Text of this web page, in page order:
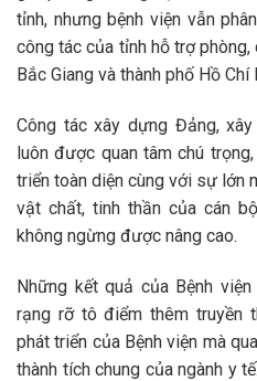
tỉnh, nhưng bệnh viện vẫn
công tác của tỉnh hỗ trợ
Bắc Giang và thành phố Hồ Chí
Công tác xây dựng Đảng,
luôn được quan tâm chú
triển toàn diện cùng với sự lớn
vật chất, tinh thần của cán
không ngừng được nâng cao.
Những kết quả của Bệnh
rạng rỡ tô điểm thêm truyền
phát triển của Bệnh viện mà
thành tích chung của ngành y